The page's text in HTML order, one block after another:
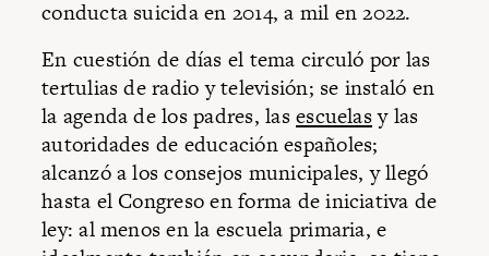
conducta suicida en 2014, a mil en 2022.
En cuestión de días el tema circuló por las
tertulias de radio y televisión; se instaló en
la agenda de los padres, lasescuelasy las
autoridades de educación españoles;
alcanzó a los consejos municipales, y llegó
hasta el Congreso en forma de iniciativa de
ley: al menos en la escuela primaria, e